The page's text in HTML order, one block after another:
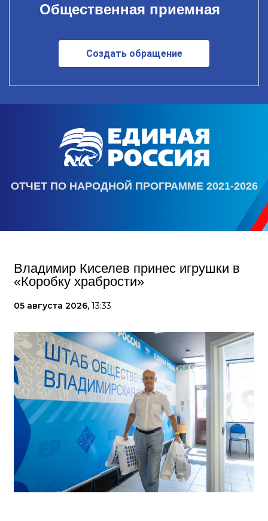
Общественная приемная
Создать обращение
ОТЧЕТ ПО НАРОДНОЙ ПРОГРАММЕ 2021-2026
Владимир Киселев принес игрушки в
«Коробку храбрости»
05 августа 2026, 13:33